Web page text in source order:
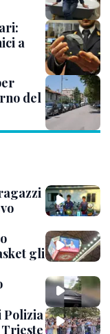
a
del
gli